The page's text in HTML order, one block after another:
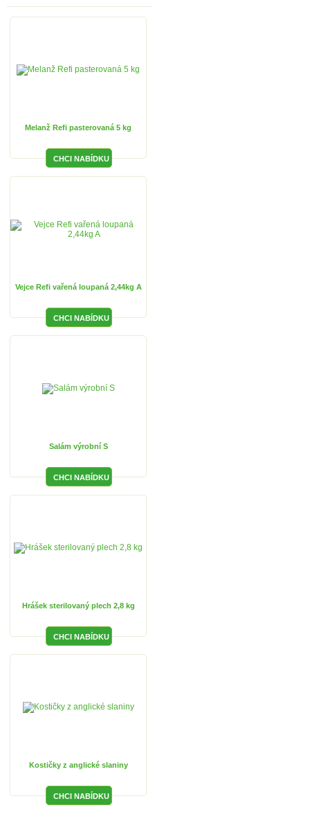
Melanž Refi pasterovaná 5 kg
Vejce Refi vařená loupaná 2,44kg A
Salám výrobní S
Hrášek sterilovaný plech 2,8 kg
Kostičky z anglické slaniny